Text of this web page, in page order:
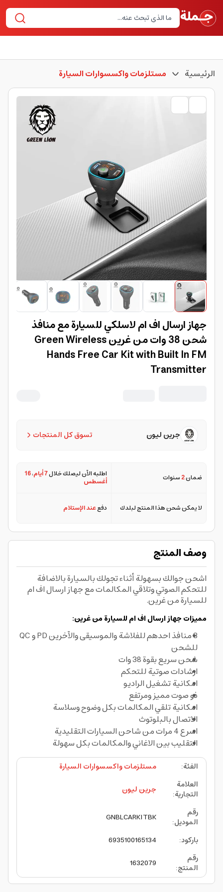
الرئيسية مستلزمات واكسسوارات السيارة
جهاز ارسال اف ام لاسلكي للسيارة مع منافذ
شحن 38 وات من غرين Green Wireless
Hands Free Car Kit with Built In FM
Transmitter
تسوق كل المنتجات جرين ليون
ضمان2سنوات اطلبه الآن ليصلك خلال7 أيام ،16
أغسطس
لا يمكن شحن هذا المنتج لبلدك دفععند الإستلام
وصف المنتج
اشحن جوالك بسهولة أثناء تجولك بالسيارة بالاضافة
للتحكم الصوتي وتلاقي المكالمات مع جهاز ارسال اف ام
للسيارة من غرين.
مميزات جهاز ارسال اف ام للسيارة من غرين:
3 منافذ احدهم للفلاشة والموسيقى والآخرين PD و QC
للشحن
شحن سريع بقوة 38 وات
ارشادات صوتية للتحكم
امكانية تشغيل الراديو
ذو صوت مميز ومرتفع
امكانية تلقي المكالمات بكل وضوح وسلاسة
الاتصال بالبلوتوث
اسرع 4 مرات من شاحن السيارات التقليدية
التقليب بين الاغاني والمكالمات بكل سهولة
الفئة:
مستلزمات واكسسوارات السيارة
العلامة
التجارية:
جرين ليون
رقم
الموديل:
GNBLCARKITBK
باركود:
6935100165134
رقم
المنتج:
1632079